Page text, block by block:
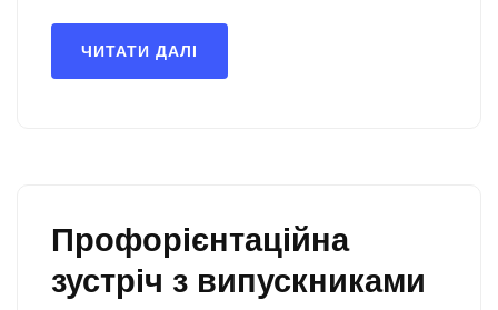
ЧИТАТИ ДАЛІ
Профорієнтаційна
зустріч з випускниками